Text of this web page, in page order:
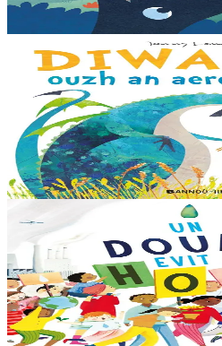
Bannoù-heol
Diwallit ouzh an aerouantez !
Dreistordinal eo ti nevez Eflammez.
amezeien plijus-tre. Sur eo ?... -
al loened all dezhi. Ha...
Er stok13,00 €
Bannoù-heol
Un douar evit an holl
Bras-divent eo hor planedenn ha
deus ouzhin hag ouzhit. Reiñ da
den war hor planedenn a ra al levr